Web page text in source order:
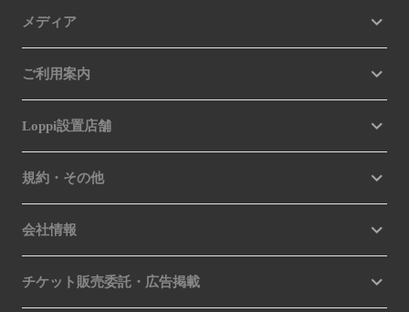
メディア
ご利用案内
Loppi設置店舗
規約・その他
会社情報
チケット販売委託・広告掲載